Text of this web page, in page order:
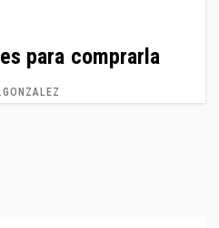
para comprarla